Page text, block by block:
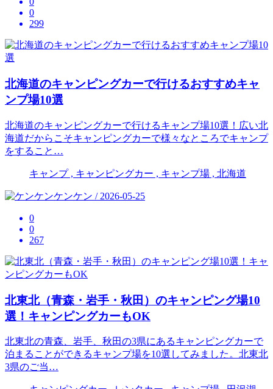
0
299
北海道のキャンピングカーで行けるおすすめキャ
ンプ場10選
北海道のキャンピングカーで行けるキャンプ場10選！広い北
海道だからこそキャンピングカーで様々なところでキャンプ
をすること…
キャンプ , キャンピングカー , キャンプ場 , 北海道
ケンケン / 2026-05-25
0
0
267
北東北（青森・岩手・秋田）のキャンピング場10
選！キャンピングカーもOK
北東北の青森、岩手、秋田の3県にあるキャンピングカーで
泊まることができるキャンプ場を10選してみました。北東北
3県のご当…